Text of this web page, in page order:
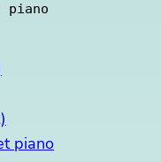
piano
piano